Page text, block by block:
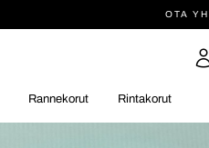
OTA
Rannekorut Rintakorut